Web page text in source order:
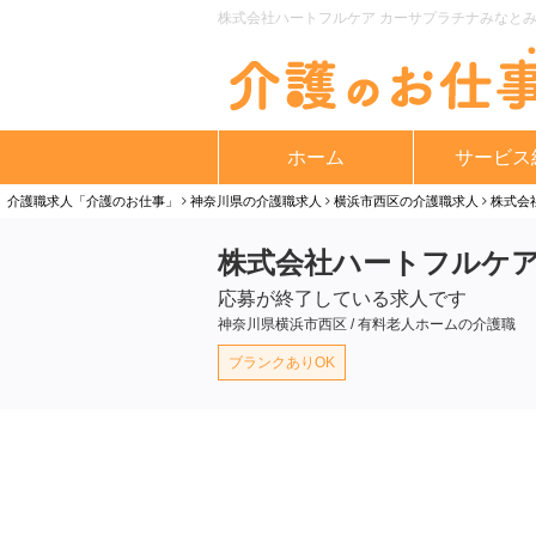
株式会社ハートフルケア カーサプラチナみなと
ホーム サービス
介護職求人「介護のお仕事」 神奈川県の介護職求人 横浜市西区の介護職求人 株式会
株式会社ハートフルケ
応募が終了している求人です
神奈川県横浜市西区 / 有料老人ホームの介護職
ブランクありOK